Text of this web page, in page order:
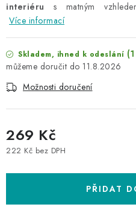
interiéru s matným
Více informací
Skladem, ihned k odeslání
11.8.2026
Možnosti doručení
269 Kč
222 Kč bez DPH
PŘIDAT